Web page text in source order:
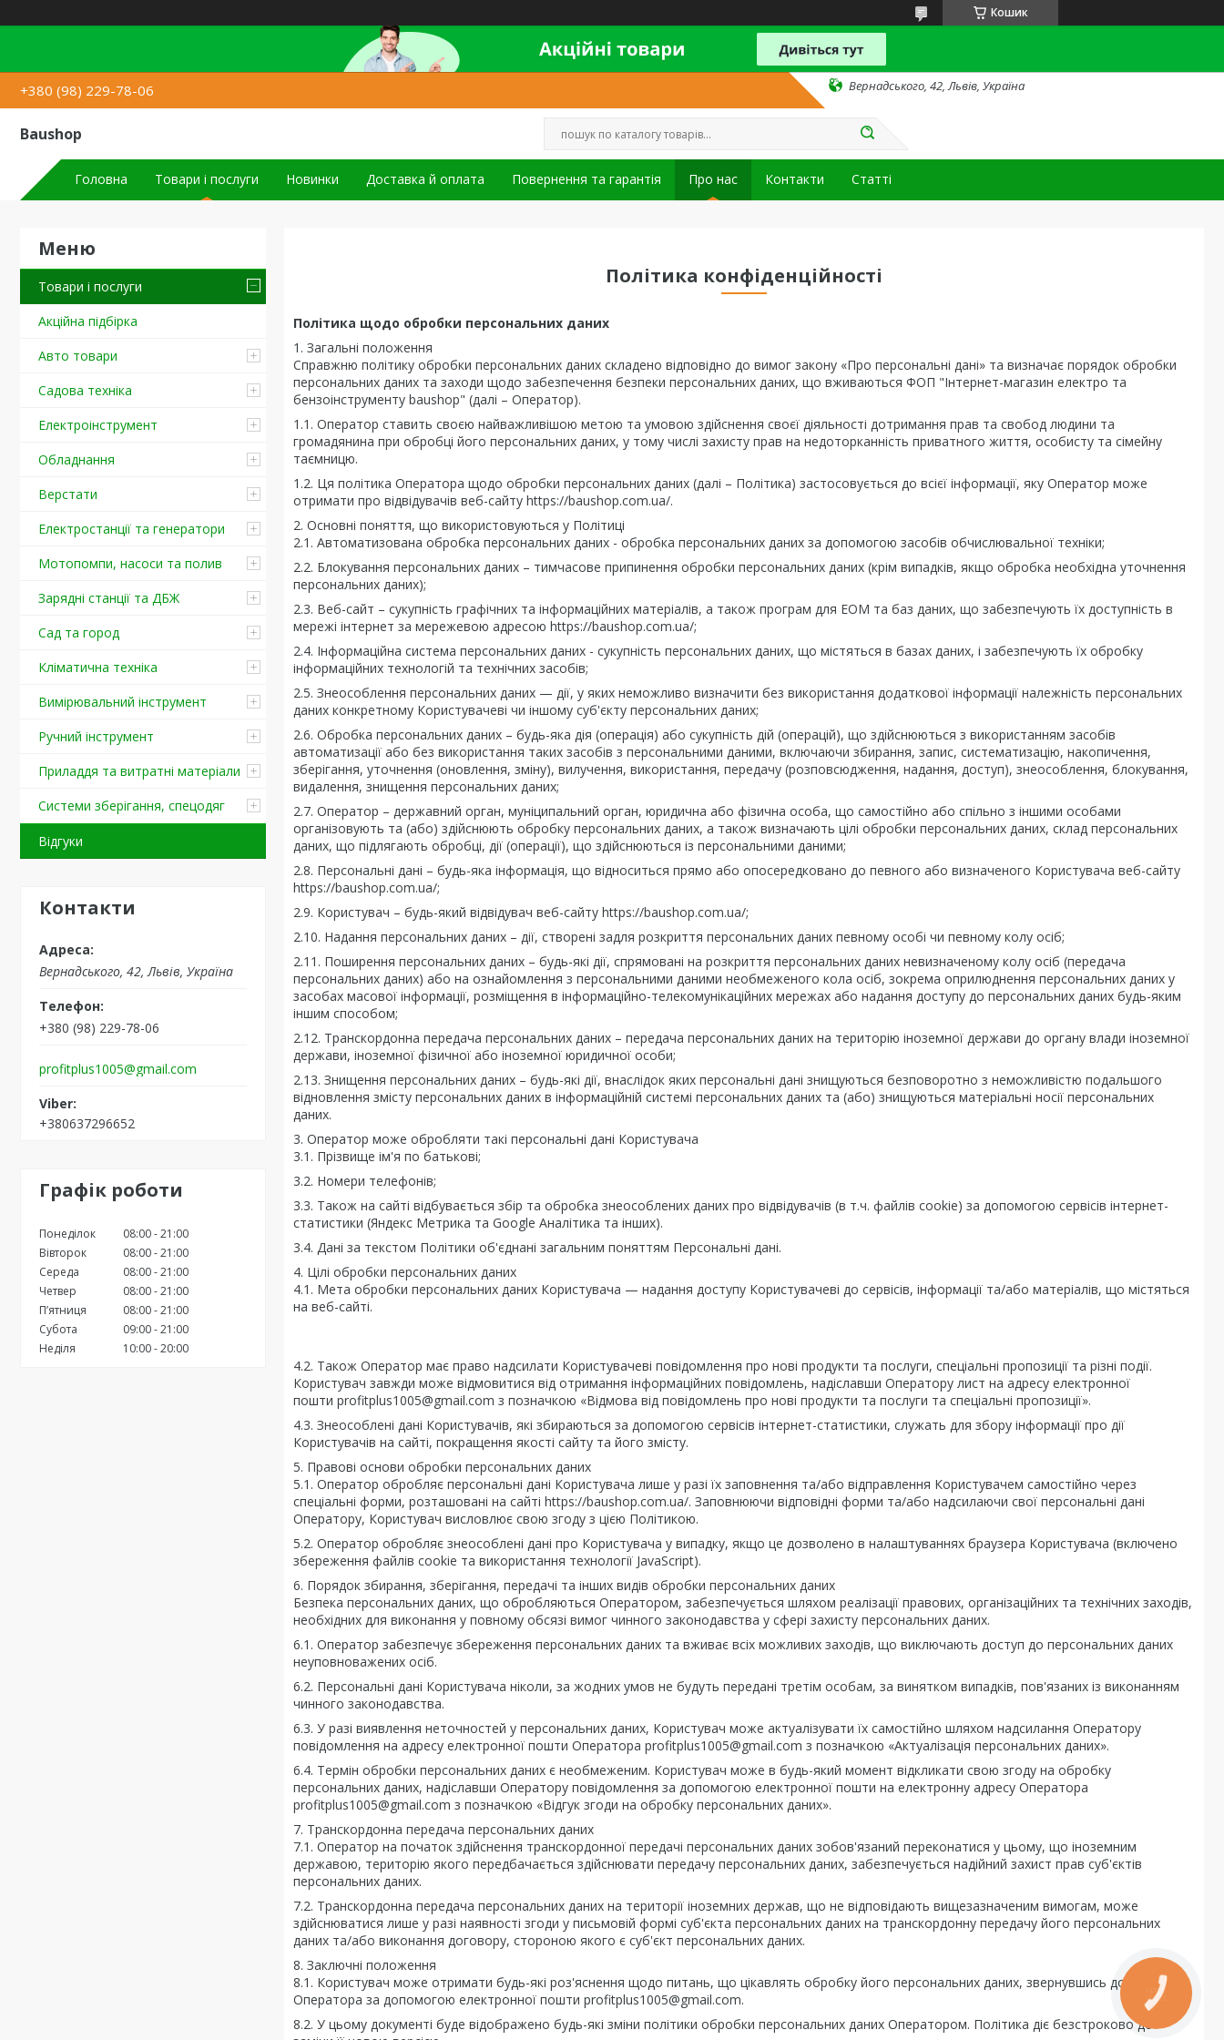
Кошик
+380 (98) 229-78-06 Вернадського, 42, Львів, Україна
Baushop
Головна Товари і послуги Новинки Доставка й оплата Повернення та гарантія Про нас Контакти Статті
Товари і послуги
Акційна підбірка
Авто товари
Садова техніка
Електроінструмент
Обладнання
Верстати
Електростанції та генератори
Мотопомпи, насоси та полив
Зарядні станції та ДБЖ
Сад та город
Кліматична техніка
Вимірювальний інструмент
Ручний інструмент
Приладдя та витратні матеріали
Системи зберігання, спецодяг
Відгуки
Контакти
Вернадського, 42, Львів, Україна
+380 (98) 229-78-06
profitplus1005@gmail.com
+380637296652
Графік роботи
Понеділок 08:00 21:00
Вівторок
08:00 21:00
Середа
08:00 21:00
Четвер
08:00 21:00
Пʼятниця
08:00 21:00
Субота
09:00 21:00
Неділя
10:00 20:00
Політика конфіденційності
Політика щодо обробки персональних даних
1. Загальні положення
Справжню політику обробки персональних даних складено відповідно до вимог закону «Про персональні дані» та визначає порядок обробки
персональних даних та заходи щодо забезпечення безпеки персональних даних, що вживаються ФОП "Інтернет-магазин електро та
бензоінструменту baushop" (далі – Оператор).
1.1. Оператор ставить своєю найважливішою метою та умовою здійснення своєї діяльності дотримання прав та свобод людини та
громадянина при обробці його персональних даних, у тому числі захисту прав на недоторканність приватного життя, особисту та сімейну
таємницю.
1.2. Ця політика Оператора щодо обробки персональних даних (далі – Політика) застосовується до всієї інформації, яку Оператор може
отримати про відвідувачів веб-сайту https://baushop.com.ua/.
2. Основні поняття, що використовуються у Політиці
2.1. Автоматизована обробка персональних даних - обробка персональних даних за допомогою засобів обчислювальної техніки;
2.2. Блокування персональних даних – тимчасове припинення обробки персональних даних (крім випадків, якщо обробка необхідна уточнення
персональних даних);
2.3. Веб-сайт – сукупність графічних та інформаційних матеріалів, а також програм для ЕОМ та баз даних, що забезпечують їх доступність в
мережі інтернет за мережевою адресою https://baushop.com.ua/;
2.4. Інформаційна система персональних даних - сукупність персональних даних, що містяться в базах даних, і забезпечують їх обробку
інформаційних технологій та технічних засобів;
2.5. Знеособлення персональних даних — дії, у яких неможливо визначити без використання додаткової інформації належність персональних
даних конкретному Користувачеві чи іншому суб'єкту персональних даних;
2.6. Обробка персональних даних – будь-яка дія (операція) або сукупність дій (операцій), що здійснюються з використанням засобів
автоматизації або без використання таких засобів з персональними даними, включаючи збирання, запис, систематизацію, накопичення,
зберігання, уточнення (оновлення, зміну), вилучення, використання, передачу (розповсюдження, надання, доступ), знеособлення, блокування,
видалення, знищення персональних даних;
2.7. Оператор – державний орган, муніципальний орган, юридична або фізична особа, що самостійно або спільно з іншими особами
організовують та (або) здійснюють обробку персональних даних, а також визначають цілі обробки персональних даних, склад персональних
даних, що підлягають обробці, дії (операції), що здійснюються із персональними даними;
2.8. Персональні дані – будь-яка інформація, що відноситься прямо або опосередковано до певного або визначеного Користувача веб-сайту
https://baushop.com.ua/;
2.9. Користувач – будь-який відвідувач веб-сайту https://baushop.com.ua/;
2.10. Надання персональних даних – дії, створені задля розкриття персональних даних певному особі чи певному колу осіб;
2.11. Поширення персональних даних – будь-які дії, спрямовані на розкриття персональних даних невизначеному колу осіб (передача
персональних даних) або на ознайомлення з персональними даними необмеженого кола осіб, зокрема оприлюднення персональних даних у
засобах масової інформації, розміщення в інформаційно-телекомунікаційних мережах або надання доступу до персональних даних будь-яким
іншим способом;
2.12. Транскордонна передача персональних даних – передача персональних даних на територію іноземної держави до органу влади іноземної
держави, іноземної фізичної або іноземної юридичної особи;
2.13. Знищення персональних даних – будь-які дії, внаслідок яких персональні дані знищуються безповоротно з неможливістю подальшого
відновлення змісту персональних даних в інформаційній системі персональних даних та (або) знищуються матеріальні носії персональних
даних.
3. Оператор може обробляти такі персональні дані Користувача
3.1. Прізвище ім'я по батькові;
3.2. Номери телефонів;
3.3. Також на сайті відбувається збір та обробка знеособлених даних про відвідувачів (в т.ч. файлів cookie) за допомогою сервісів інтернет-
статистики (Яндекс Метрика та Google Аналітика та інших).
3.4. Дані за текстом Політики об'єднані загальним поняттям Персональні дані.
4. Цілі обробки персональних даних
4.1. Мета обробки персональних даних Користувача — надання доступу Користувачеві до сервісів, інформації та/або матеріалів, що містяться
на веб-сайті.
4.2. Також Оператор має право надсилати Користувачеві повідомлення про нові продукти та послуги, спеціальні пропозиції та різні події.
Користувач завжди може відмовитися від отримання інформаційних повідомлень, надіславши Оператору лист на адресу електронної
пошти profitplus1005@gmail.com з позначкою «Відмова від повідомлень про нові продукти та послуги та спеціальні пропозиції».
4.3. Знеособлені дані Користувачів, які збираються за допомогою сервісів інтернет-статистики, служать для збору інформації про дії
Користувачів на сайті, покращення якості сайту та його змісту.
5. Правові основи обробки персональних даних
5.1. Оператор обробляє персональні дані Користувача лише у разі їх заповнення та/або відправлення Користувачем самостійно через
спеціальні форми, розташовані на сайті https://baushop.com.ua/. Заповнюючи відповідні форми та/або надсилаючи свої персональні дані
Оператору, Користувач висловлює свою згоду з цією Політикою.
5.2. Оператор обробляє знеособлені дані про Користувача у випадку, якщо це дозволено в налаштуваннях браузера Користувача (включено
збереження файлів cookie та використання технології JavaScript).
6. Порядок збирання, зберігання, передачі та інших видів обробки персональних даних
Безпека персональних даних, що обробляються Оператором, забезпечується шляхом реалізації правових, організаційних та технічних заходів,
необхідних для виконання у повному обсязі вимог чинного законодавства у сфері захисту персональних даних.
6.1. Оператор забезпечує збереження персональних даних та вживає всіх можливих заходів, що виключають доступ до персональних даних
неуповноважених осіб.
6.2. Персональні дані Користувача ніколи, за жодних умов не будуть передані третім особам, за винятком випадків, пов'язаних із виконанням
чинного законодавства.
6.3. У разі виявлення неточностей у персональних даних, Користувач може актуалізувати їх самостійно шляхом надсилання Оператору
повідомлення на адресу електронної пошти Оператора profitplus1005@gmail.com з позначкою «Актуалізація персональних даних».
6.4. Термін обробки персональних даних є необмеженим. Користувач може в будь-який момент відкликати свою згоду на обробку
персональних даних, надіславши Оператору повідомлення за допомогою електронної пошти на електронну адресу Оператора
profitplus1005@gmail.com з позначкою «Відгук згоди на обробку персональних даних».
7. Транскордонна передача персональних даних
7.1. Оператор на початок здійснення транскордонної передачі персональних даних зобов'язаний переконатися у цьому, що іноземним
державою, територію якого передбачається здійснювати передачу персональних даних, забезпечується надійний захист прав суб'єктів
персональних даних.
7.2. Транскордонна передача персональних даних на території іноземних держав, що не відповідають вищезазначеним вимогам, може
здійснюватися лише у разі наявності згоди у письмовій формі суб'єкта персональних даних на транскордонну передачу його персональних
даних та/або виконання договору, стороною якого є суб'єкт персональних даних.
8. Заключні положення
8.1. Користувач може отримати будь-які роз'яснення щодо питань, що цікавлять обробку його персональних даних, звернувшись до
Оператора за допомогою електронної пошти profitplus1005@gmail.com.
8.2. У цьому документі буде відображено будь-які зміни політики обробки персональних даних Оператором. Політика діє безстроково до
КНОПКА
ЗВ'ЯЗКУ